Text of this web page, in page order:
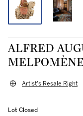
ALFRED
Artist's Resale Right
Lot Closed